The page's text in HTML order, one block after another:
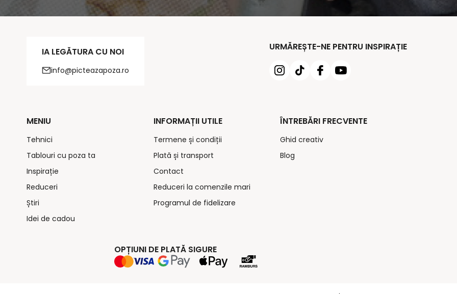
IA LEGĂTURA CU NOI
info@picteazapoza.ro
URMĂREȘTE-NE PENTRU INSPIRAȚIE
MENIU
Tehnici
Tablouri cu poza ta
Inspirație
Reduceri
Știri
Idei de cadou
INFORMAȚII UTILE
Termene și condiții
Plată și transport
Contact
Reduceri la comenzile mari
Programul de fidelizare
ÎNTREBĂRI FRECVENTE
Ghid creativ
Blog
OPȚIUNI DE PLATĂ SIGURE